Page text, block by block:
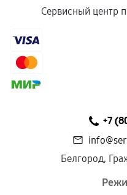
Сервисный центр
+7
Белгород,